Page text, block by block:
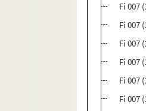
Fi 007
Fi 007
Fi 007
Fi 007
Fi 007
Fi 007